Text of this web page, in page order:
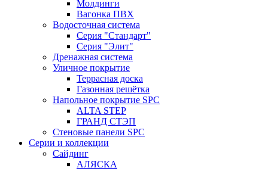
Молдинги
Вагонка ПВХ
Водосточная система
Серия "Стандарт"
Серия "Элит"
Дренажная система
Уличное покрытие
Террасная доска
Газонная решётка
Напольное покрытие SPC
ALTA STEP
ГРАНД СТЭП
Стеновые панели SPC
Серии и коллекции
Сайдинг
АЛЯСКА